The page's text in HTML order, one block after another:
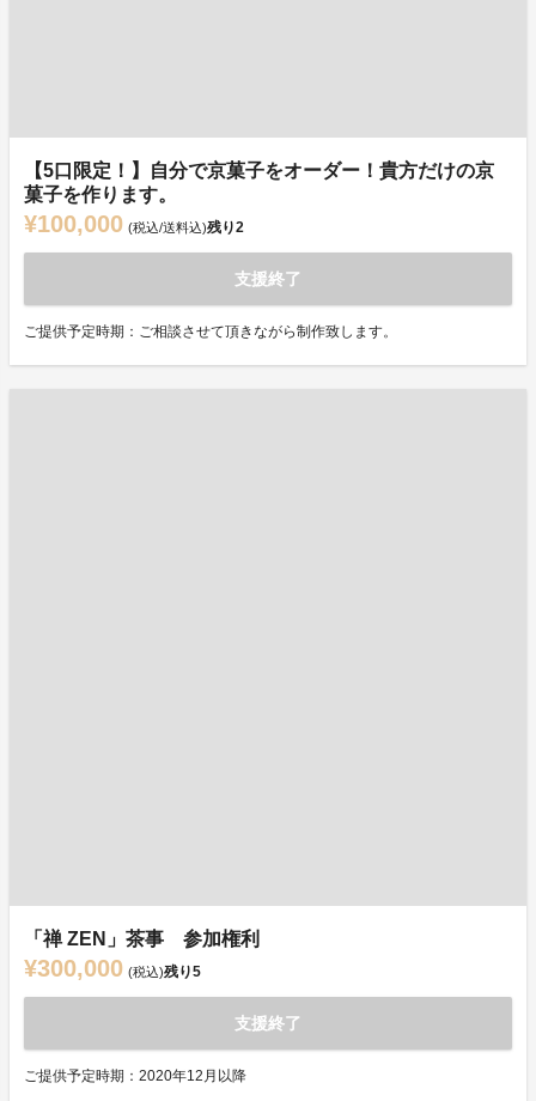
【5口限定！】自分で京菓子をオーダー！貴方だけの京
菓子を作ります。
¥100,000 (税込/送料込)残り2
支援終了
ご提供予定時期：ご相談させて頂きながら制作致します。
「禅 ZEN」茶事 参加権利
¥300,000 (税込)残り5
支援終了
ご提供予定時期：2020年12月以降